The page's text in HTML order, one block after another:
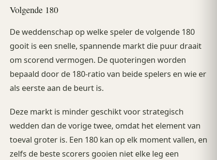
Volgende 180
De weddenschap op welke speler de volgende 180
gooit is een snelle, spannende markt die puur draait
om scorend vermogen. De quoteringen worden
bepaald door de 180-ratio van beide spelers en wie er
als eerste aan de beurt is.
Deze markt is minder geschikt voor strategisch
wedden dan de vorige twee, omdat het element van
toeval groter is. Een 180 kan op elk moment vallen, en
zelfs de beste scorers gooien niet elke leg een